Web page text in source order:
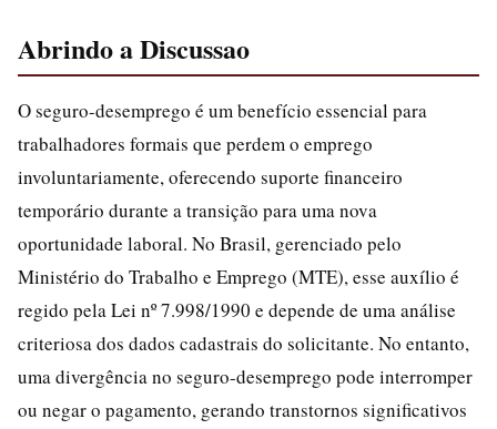
Abrindo a Discussao
O seguro-desemprego é um benefício essencial para
trabalhadores formais que perdem o emprego
involuntariamente, oferecendo suporte financeiro
temporário durante a transição para uma nova
oportunidade laboral. No Brasil, gerenciado pelo
Ministério do Trabalho e Emprego (MTE), esse auxílio é
regido pela Lei nº 7.998/1990 e depende de uma análise
criteriosa dos dados cadastrais do solicitante. No entanto,
uma divergência no seguro-desemprego pode interromper
ou negar o pagamento, gerando transtornos significativos